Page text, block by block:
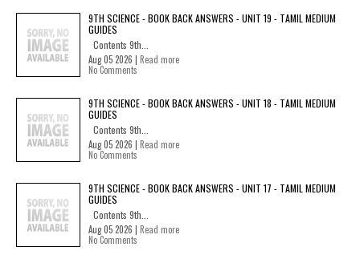
9TH SCIENCE - BOOK BACK ANSWERS - UNIT 19 - TAMIL MEDIUM
GUIDES
Contents 9th...
Aug 05 2026 | Read more
No Comments
9TH SCIENCE - BOOK BACK ANSWERS - UNIT 18 - TAMIL MEDIUM
GUIDES
Contents 9th...
Aug 05 2026 | Read more
No Comments
9TH SCIENCE - BOOK BACK ANSWERS - UNIT 17 - TAMIL MEDIUM
GUIDES
Contents 9th...
Aug 05 2026 | Read more
No Comments